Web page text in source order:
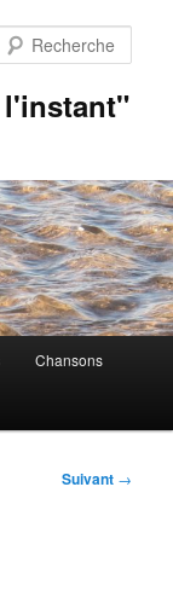
l'instant"
Chansons
Suivant →